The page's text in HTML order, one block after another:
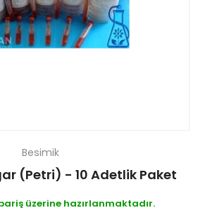
Besimik
(Petri) - 10 Adetlik Paket
üzerine hazırlanmaktadır.